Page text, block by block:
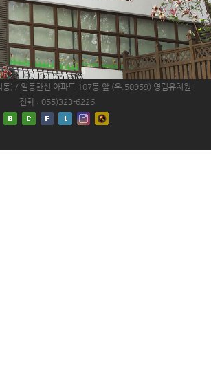
동) / 일동한신 아파트 107동 앞 (우.50959) 영림유치원
전화 : 055)323-6226